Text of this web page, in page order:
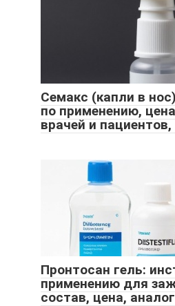
Семакс (капли в
по применению,
врачей и
Пронтосан гель:
применению для
состав, цена,